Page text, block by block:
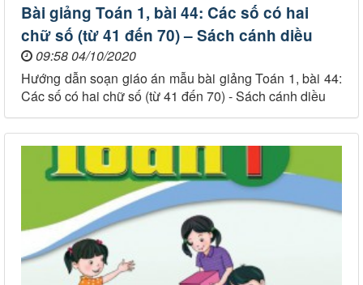
Bài giảng Toán 1, bài 44: Các số có hai
chữ số (từ 41 đến 70) – Sách cánh diều
09:58 04/10/2020
Hướng dẫn soạn giáo án mẫu bài giảng Toán 1, bài 44:
Các số có hai chữ số (từ 41 đến 70) - Sách cánh diều